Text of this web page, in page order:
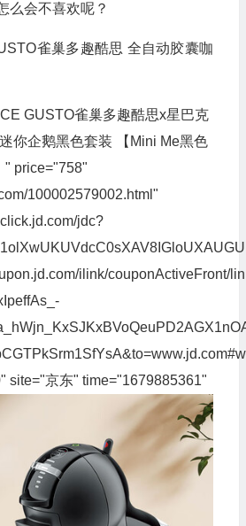
么会不喜欢呢？
雀巢多趣酷思 全自动胶囊咖
GUSTO雀巢多趣酷思x星巴克
你企鹅黑色套装 【Mini Me黑色
" price="758"
100002579002.html"
jdc?
ilink/couponActiveFront/
site="京东" time="1679885361"